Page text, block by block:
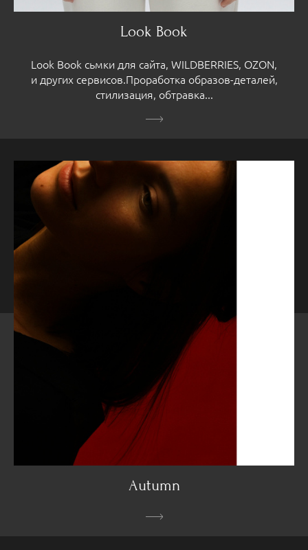
Look Book
Look Book сьмки для сайта, WILDBERRIES, OZON,
и других сервисов.Проработка образов-деталей,
стилизация, обтравка...
Autumn